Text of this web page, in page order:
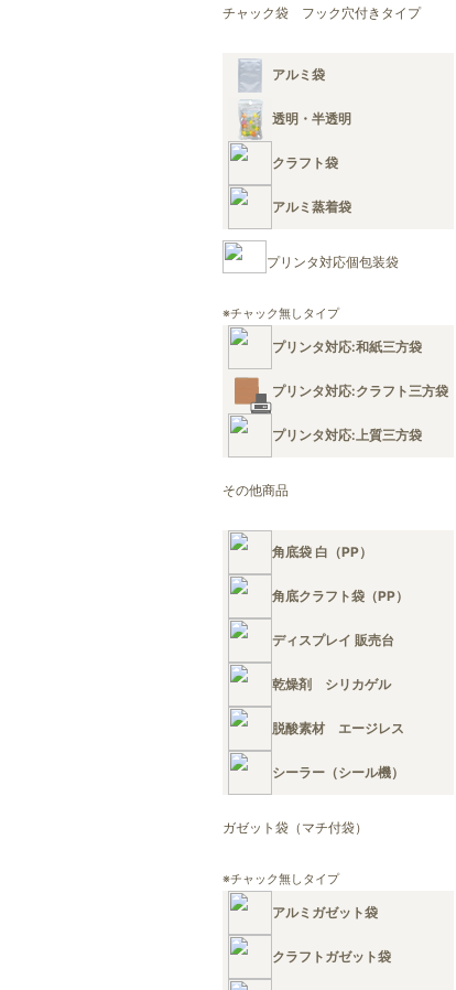
チャック袋 フック穴付きタイプ
アルミ袋
透明・半透明
クラフト袋
アルミ蒸着袋
プリンタ対応個包装袋
※チャック無しタイプ
プリンタ対応:和紙三方袋
プリンタ対応:クラフト三方袋
プリンタ対応:上質三方袋
その他商品
角底袋 白（PP）
角底クラフト袋（PP）
ディスプレイ 販売台
乾燥剤 シリカゲル
脱酸素材 エージレス
シーラー（シール機）
ガゼット袋（マチ付袋）
※チャック無しタイプ
アルミガゼット袋
クラフトガゼット袋